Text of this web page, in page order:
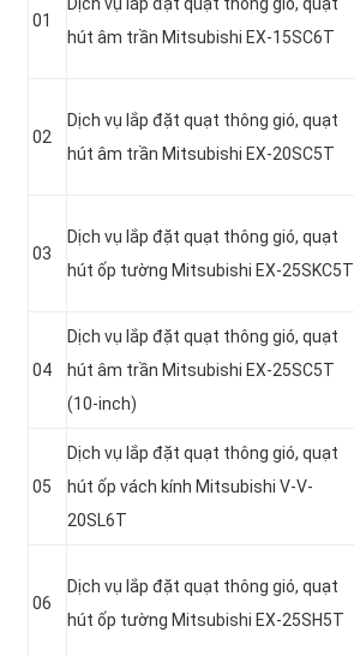
01
hút âm trần Mitsubishi EX-15SC6T
02
Dịch vụ lắp đặt quạt thông gió, quạt
hút âm trần Mitsubishi EX-20SC5T
03
Dịch vụ lắp đặt quạt thông gió, quạt
hút ốp tường Mitsubishi EX-25SKC5T
04
Dịch vụ lắp đặt quạt thông gió, quạt
hút âm trần Mitsubishi EX-25SC5T
(10-inch)
05
Dịch vụ lắp đặt quạt thông gió, quạt
hút ốp vách kính Mitsubishi V-V-
20SL6T
06
Dịch vụ lắp đặt quạt thông gió, quạt
hút ốp tường Mitsubishi EX-25SH5T